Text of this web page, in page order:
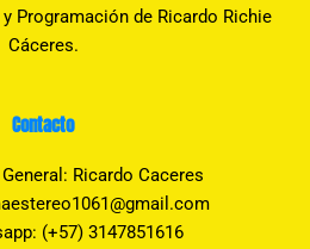
Programación de Ricardo Richie
Cáceres.
Contacto
Ricardo Caceres
(+57) 3147851616